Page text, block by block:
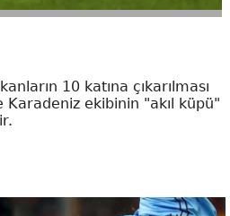
10 katına çıkarılması
ekibinin "akıl küpü"